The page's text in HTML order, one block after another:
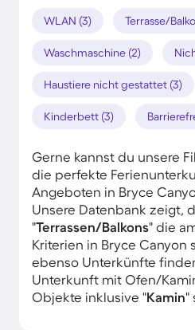
WLAN (3) Terrasse/
Waschmaschine (2)
Haustiere nicht gestattet (3)
Kinderbett (3)
Gerne kannst du unsere
die perfekte
Angeboten in Bryce
Unsere Datenbank zeigt,
"Terrassen/Balkons" die
Kriterien in Bryce Canyon
ebenso Unterkünfte
Unterkunft mit Ofen/
Objekte inklusive "Kamin"